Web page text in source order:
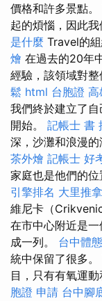
價格和許多景點。
起的煩惱，因此
是什麼 Travel的
燴 在過去的20年
經驗，該領域對
鬆 html 台胞證 高
我們終於建立了
開始。 記帳士 書
深，沙灘和浪漫的
茶外燴 記帳士 好
家庭也是他們的位
引擎排名 大里推拿
維尼卡（
在市中心附近是
成一列。 台中體
統中保留了很多
目，只有有氧運
胞證 申請 台中腳